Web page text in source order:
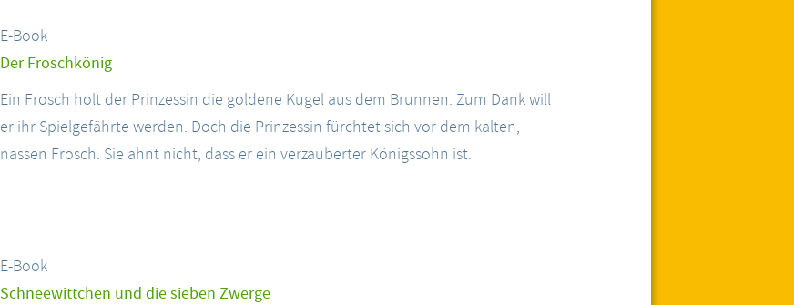
E-Book
Der Froschkönig
Ein Frosch holt der Prinzessin die goldene Kugel aus dem Brunnen. Zum Dank will
er ihr Spielgefährte werden. Doch die Prinzessin fürchtet sich vor dem kalten,
nassen Frosch. Sie ahnt nicht, dass er ein verzauberter Königssohn ist.
E-Book
Schneewittchen und die sieben Zwerge